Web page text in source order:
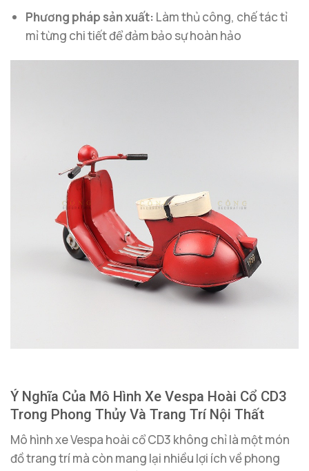
Phương pháp sản xuất: Làm thủ công, chế tác tỉ
mỉ từng chi tiết để đảm bảo sự hoàn hảo
Ý Nghĩa Của Mô Hình Xe Vespa Hoài Cổ CD3
Trong Phong Thủy Và Trang Trí Nội Thất
Mô hình xe Vespa hoài cổ CD3 không chỉ là một món
đồ trang trí mà còn mang lại nhiều lợi ích về phong